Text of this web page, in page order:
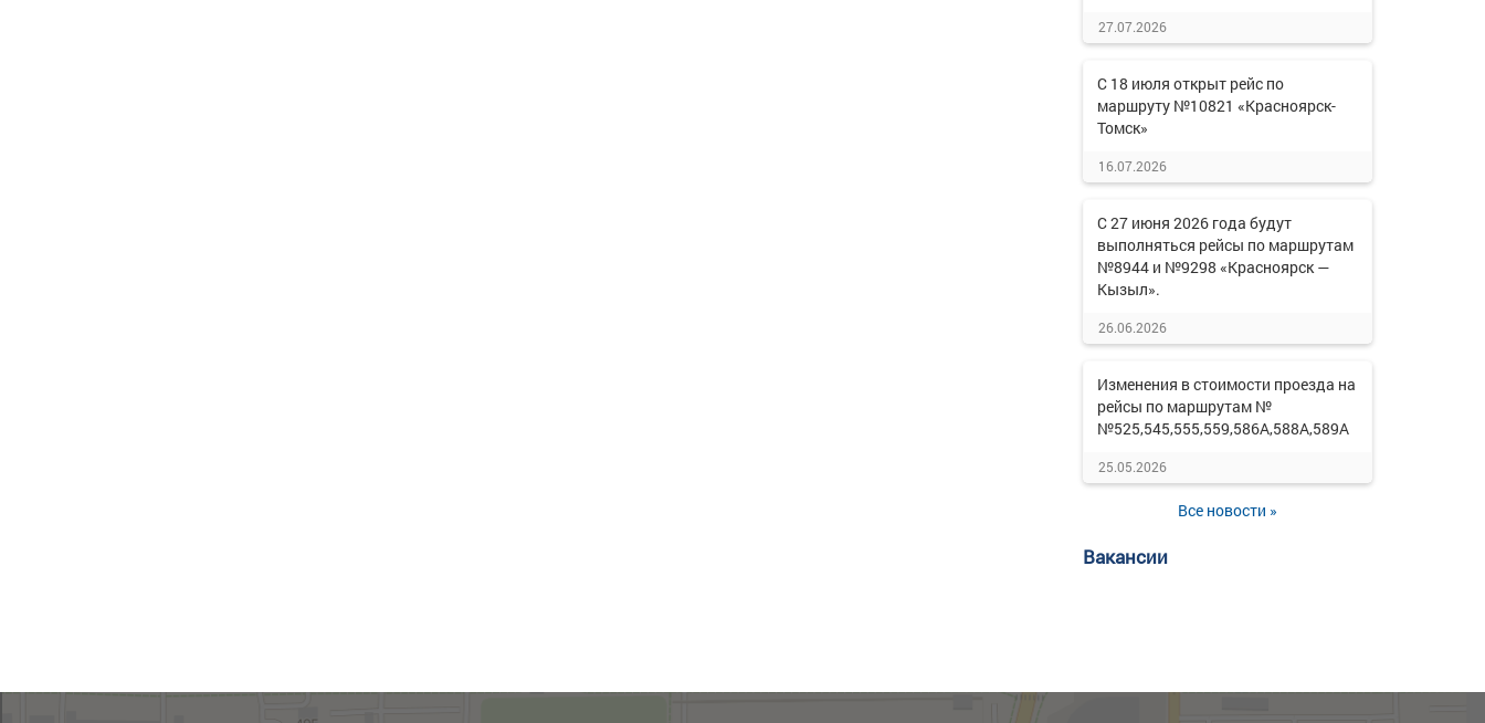
27.07.2026
С 18 июля открыт рейс по
маршруту №10821 «Красноярск-
Томск»
16.07.2026
С 27 июня 2026 года будут
выполняться рейсы по маршрутам
№8944 и №9298 «Красноярск —
Кызыл».
26.06.2026
Изменения в стоимости проезда на
рейсы по маршрутам №
№525,545,555,559,586А,588А,589А
25.05.2026
Все новости »
Вакансии